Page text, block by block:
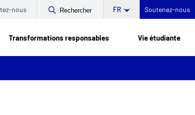
nous Rechercher FR Soutenez-nous
Transformations responsables Vie étudiante